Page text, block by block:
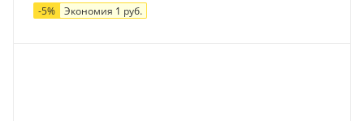
-5% Экономия 1 руб.